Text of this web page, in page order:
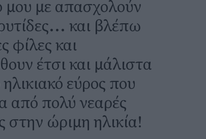
με απασχολούν
και βλέπω
φίλες και
έτσι και μάλιστα
εύρος που
από πολύ νεαρές
στην ώριμη ηλικία!